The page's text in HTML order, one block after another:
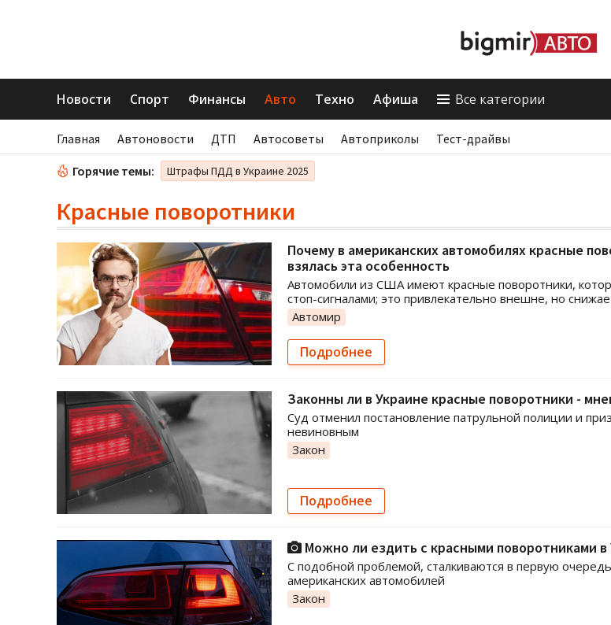
Новости Спорт Финансы Авто Техно Афиша Все категории
Главная Автоновости ДТП Автосоветы Автоприколы Тест-драйвы
Горячие темы: Штрафы ПДД в Украине 2025
Красные поворотники
Почему в американских автомобилях красные
взялась эта особенность
Автомобили из США имеют красные поворотники,
стоп-сигналами; это привлекательно внешне, но
Автомир
Подробнее
Законны ли в Украине красные поворотники -
Суд отменил постановление патрульной полиции и
невиновным
Закон
Подробнее
Можно ли ездить с красными поворотниками в
С подобной проблемой, сталкиваются в первую
американских автомобилей
Закон